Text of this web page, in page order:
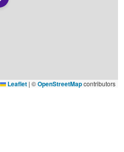
Leaflet | ©OpenStreetMapcontributors